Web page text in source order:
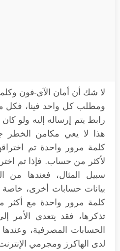
لا شك أن أمان الآي-فون
ومطلب كل واحد فينا، فكل
رابط يتم إرساله إليه ولو
هذا لا يعي مكامن الخطر
كلمة مرور واحدة تم
لأكثر من حساب. فإذا تم
سبيل المثال، فعندها
بيانات حسابات أخرى، خاصة
كلمة مرور واحدة مع أكثر
تذكرها، فقد يتعدى
الحسابات المصرفية،
لدى الهاكرز ومجرمي